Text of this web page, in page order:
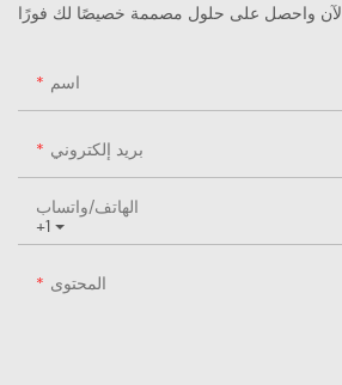
اسم
بريد إلكتروني
+1
الهاتف/واتساب
المحتوى